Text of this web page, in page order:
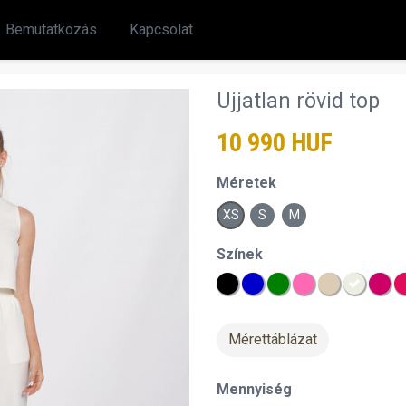
Bemutatkozás Kapcsolat
Ujjatlan rövid top
10 990 HUF
Méretek
XS S M
Színek
Mérettáblázat
Mennyiség